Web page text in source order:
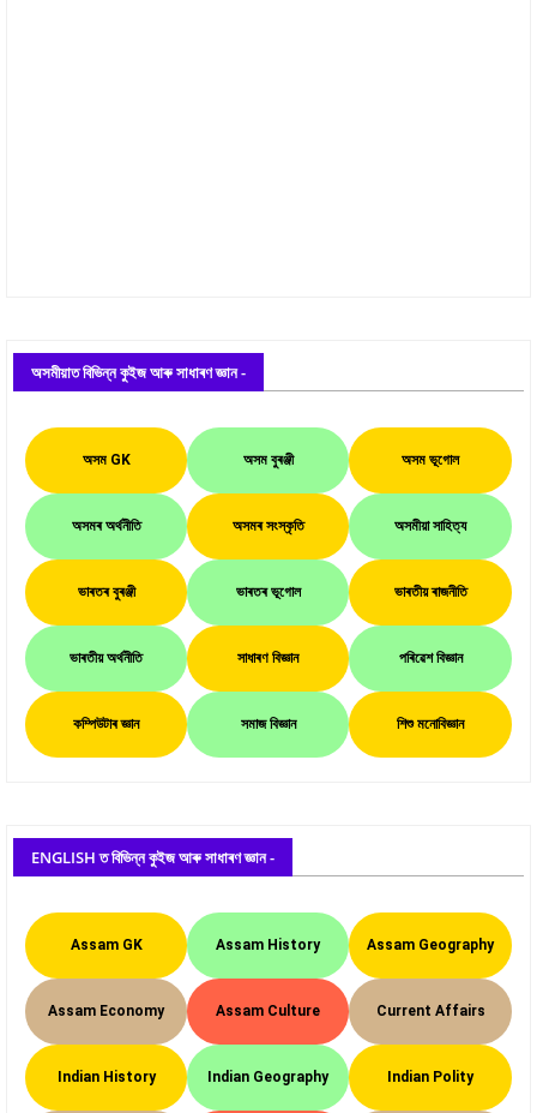
অসমীয়াত বিভিন্ন কুইজ আৰু সাধাৰণ জ্ঞান -
অসম GK অসম বুৰঞ্জী অসম ভূগোল
অসমৰ অৰ্থনীতি অসমৰ সংস্কৃতি অসমীয়া সাহিত্য
ভাৰতৰ বুৰঞ্জী ভাৰতৰ ভূগোল ভাৰতীয় ৰাজনীতি
ভাৰতীয় অৰ্থনীতি সাধাৰণ বিজ্ঞান পৰিৱেশ বিজ্ঞান
কম্পিউটাৰ জ্ঞান সমাজ বিজ্ঞান শিশু মনোবিজ্ঞান
ENGLISH ত বিভিন্ন কুইজ আৰু সাধাৰণ জ্ঞান -
Assam GK Assam History Assam Geography
Assam Economy Assam Culture Current Affairs
Indian History Indian Geography Indian Polity